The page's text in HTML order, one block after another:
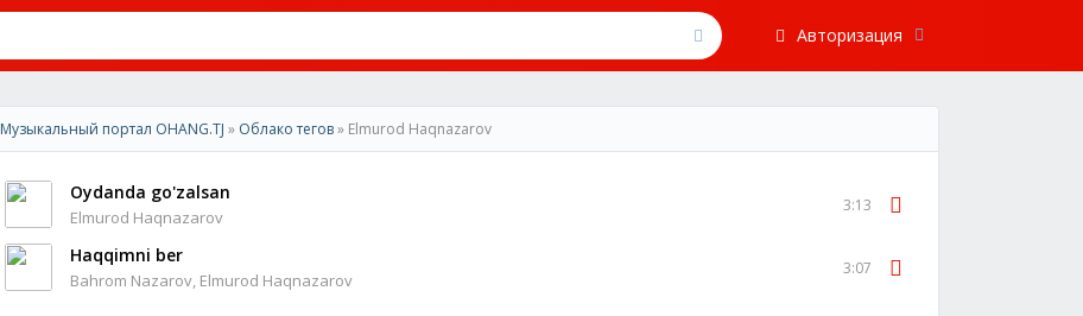
Авторизация
Музыкальный портал OHANG.TJ » Облако тегов» Elmurod Haqnazarov
Oydanda go'zalsan
Elmurod Haqnazarov
3:13
Haqqimni ber
Bahrom Nazarov, Elmurod Haqnazarov
3:07